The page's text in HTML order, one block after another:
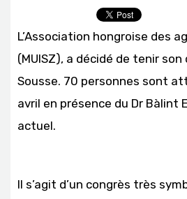
L’Association hongroise des
(MUISZ), a décidé de tenir
Sousse. 70 personnes sont
avril en présence du Dr Bàlint
actuel.
Il s’agit d’un congrès très